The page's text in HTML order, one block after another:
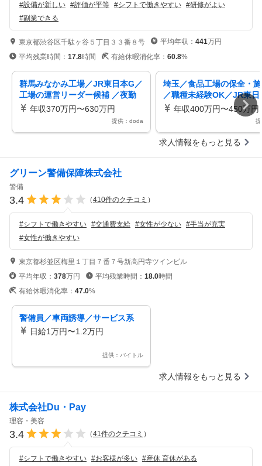
#設備が新しい #評価が平等 #シフトで働きやすい #研修がよい
#副業できる
東京都渋谷区千駄ヶ谷５丁目３３番８号 平均年収： 441万円
平均残業時間： 17.8時間 有給休暇消化率： 60.8%
群馬みなかみ工場／JR東日本G／
工場の運営リーダー候補 ／夜勤
なし／年間休日122日／マイカー
年収370万円〜630万円
提供：doda
埼玉／食品工場の保全・
／職種未経験OK／JR東日
ープ／残業20H程度／年
年収400万円〜450万円
求人情報をもっと見る
グリーン警備保障株式会社
警備
3.4 （410件のクチコミ ）
#シフトで働きやすい #交通費支給 #女性が少ない #手当が充実
#女性が働きやすい
東京都杉並区梅里１丁目７番７号新高円寺ツインビル
平均年収： 378万円 平均残業時間： 18.0時間
有給休暇消化率： 47.0%
警備員／車両誘導／サービス系
日給1万円〜1.2万円
提供：バイトル
求人情報をもっと見る
株式会社Du・Pay
理容・美容
3.4 （41件のクチコミ ）
#シフトで働きやすい #お客様が多い #産休 育休がある